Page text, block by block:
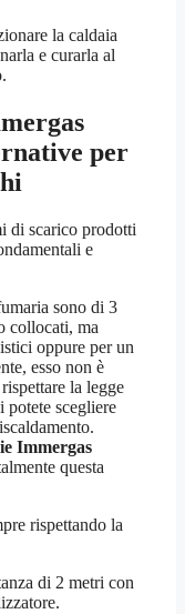
la caldaia
e curarla al
per
di scarico prodotti
e
sono di 3
collocati, ma
oppure per un
esso non è
la legge
potete scegliere
Immergas
questa
rispettando la
di 2 metri con